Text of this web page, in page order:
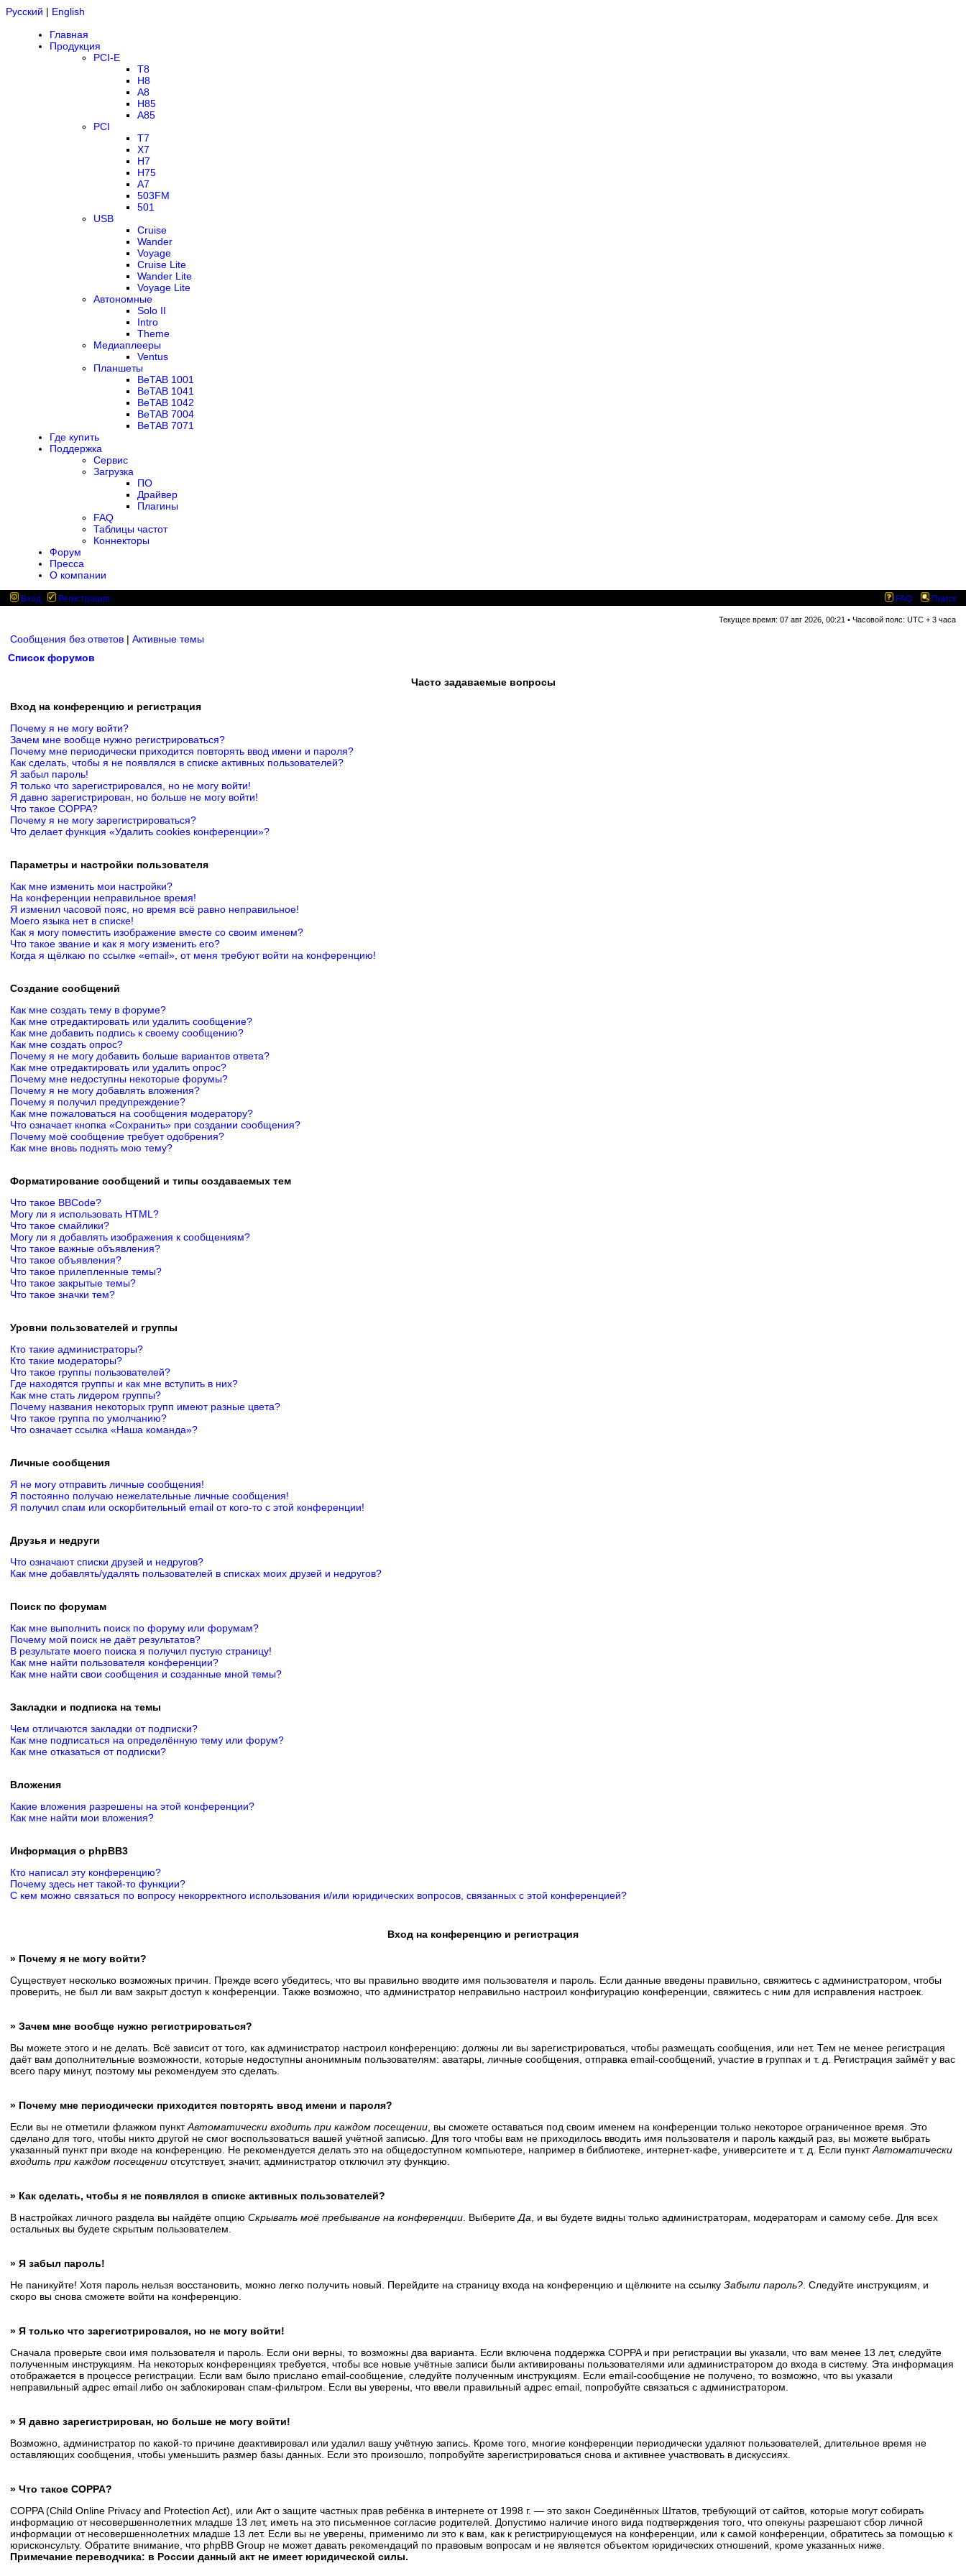
Русский | English
Главная
Продукция
PCI-E
T8
H8
A8
H85
A85
PCI
T7
X7
H7
H75
A7
503FM
501
USB
Cruise
Wander
Voyage
Cruise Lite
Wander Lite
Voyage Lite
Автономные
Solo II
Intro
Theme
Медиаплееры
Ventus
Планшеты
BeTAB 1001
BeTAB 1041
BeTAB 1042
BeTAB 7004
BeTAB 7071
Где купить
Поддержка
Сервис
Загрузка
ПО
Драйвер
Плагины
FAQ
Таблицы частот
Коннекторы
Форум
Пресса
О компании
Вход Регистрация FAQ Поиск
Текущее время: 07 авг 2026, 00:21 • Часовой пояс: UTC + 3 часа
Сообщения без ответов | Активные темы
Список форумов
Часто задаваемые вопросы
Вход на конференцию и регистрация
Почему я не могу войти?
Зачем мне вообще нужно регистрироваться?
Почему мне периодически приходится повторять ввод имени и пароля?
Как сделать, чтобы я не появлялся в списке активных пользователей?
Я забыл пароль!
Я только что зарегистрировался, но не могу войти!
Я давно зарегистрирован, но больше не могу войти!
Что такое COPPA?
Почему я не могу зарегистрироваться?
Что делает функция «Удалить cookies конференции»?
Параметры и настройки пользователя
Как мне изменить мои настройки?
На конференции неправильное время!
Я изменил часовой пояс, но время всё равно неправильное!
Моего языка нет в списке!
Как я могу поместить изображение вместе со своим именем?
Что такое звание и как я могу изменить его?
Когда я щёлкаю по ссылке «email», от меня требуют войти на конференцию!
Создание сообщений
Как мне создать тему в форуме?
Как мне отредактировать или удалить сообщение?
Как мне добавить подпись к своему сообщению?
Как мне создать опрос?
Почему я не могу добавить больше вариантов ответа?
Как мне отредактировать или удалить опрос?
Почему мне недоступны некоторые форумы?
Почему я не могу добавлять вложения?
Почему я получил предупреждение?
Как мне пожаловаться на сообщения модератору?
Что означает кнопка «Сохранить» при создании сообщения?
Почему моё сообщение требует одобрения?
Как мне вновь поднять мою тему?
Форматирование сообщений и типы создаваемых тем
Что такое BBCode?
Могу ли я использовать HTML?
Что такое смайлики?
Могу ли я добавлять изображения к сообщениям?
Что такое важные объявления?
Что такое объявления?
Что такое прилепленные темы?
Что такое закрытые темы?
Что такое значки тем?
Уровни пользователей и группы
Кто такие администраторы?
Кто такие модераторы?
Что такое группы пользователей?
Где находятся группы и как мне вступить в них?
Как мне стать лидером группы?
Почему названия некоторых групп имеют разные цвета?
Что такое группа по умолчанию?
Что означает ссылка «Наша команда»?
Личные сообщения
Я не могу отправить личные сообщения!
Я постоянно получаю нежелательные личные сообщения!
Я получил спам или оскорбительный email от кого-то с этой конференции!
Друзья и недруги
Что означают списки друзей и недругов?
Как мне добавлять/удалять пользователей в списках моих друзей и недругов?
Поиск по форумам
Как мне выполнить поиск по форуму или форумам?
Почему мой поиск не даёт результатов?
В результате моего поиска я получил пустую страницу!
Как мне найти пользователя конференции?
Как мне найти свои сообщения и созданные мной темы?
Закладки и подписка на темы
Чем отличаются закладки от подписки?
Как мне подписаться на определённую тему или форум?
Как мне отказаться от подписки?
Вложения
Какие вложения разрешены на этой конференции?
Как мне найти мои вложения?
Информация о phpBB3
Кто написал эту конференцию?
Почему здесь нет такой-то функции?
С кем можно связаться по вопросу некорректного использования и/или юридических вопросов, связанных с этой конференцией?
Вход на конференцию и регистрация
» Почему я не могу войти?
Существует несколько возможных причин. Прежде всего убедитесь, что вы правильно вводите имя пользователя и пароль. Если данные введены правильно, свяжитесь с администратором, чтобы
проверить, не был ли вам закрыт доступ к конференции. Также возможно, что администратор неправильно настроил конфигурацию конференции, свяжитесь с ним для исправления настроек.
» Зачем мне вообще нужно регистрироваться?
Вы можете этого и не делать. Всё зависит от того, как администратор настроил конференцию: должны ли вы зарегистрироваться, чтобы размещать сообщения, или нет. Тем не менее регистрация
даёт вам дополнительные возможности, которые недоступны анонимным пользователям: аватары, личные сообщения, отправка email-сообщений, участие в группах и т. д. Регистрация займёт у вас
всего пару минут, поэтому мы рекомендуем это сделать.
» Почему мне периодически приходится повторять ввод имени и пароля?
Если вы не отметили флажком пунктАвтоматически входить при каждом посещении , вы сможете оставаться под своим именем на конференции только некоторое ограниченное время. Это
сделано для того, чтобы никто другой не смог воспользоваться вашей учётной записью. Для того чтобы вам не приходилось вводить имя пользователя и пароль каждый раз, вы можете выбрать
указанный пункт при входе на конференцию. Не рекомендуется делать это на общедоступном компьютере, например в библиотеке, интернет-кафе, университете и т. д. Если пунктАвтоматически
входить при каждом посещении отсутствует, значит, администратор отключил эту функцию.
» Как сделать, чтобы я не появлялся в списке активных пользователей?
В настройках личного раздела вы найдёте опцию Скрывать моё пребывание на конференции . Выберите Да , и вы будете видны только администраторам, модераторам и самому себе. Для всех
остальных вы будете скрытым пользователем.
» Я забыл пароль!
Не паникуйте! Хотя пароль нельзя восстановить, можно легко получить новый. Перейдите на страницу входа на конференцию и щёлкните на ссылку Забыли пароль? . Следуйте инструкциям, и
скоро вы снова сможете войти на конференцию.
» Я только что зарегистрировался, но не могу войти!
Сначала проверьте свои имя пользователя и пароль. Если они верны, то возможны два варианта. Если включена поддержка COPPA и при регистрации вы указали, что вам менее 13 лет, следуйте
полученным инструкциям. На некоторых конференциях требуется, чтобы все новые учётные записи были активированы пользователями или администратором до входа в систему. Эта информация
отображается в процессе регистрации. Если вам было прислано email-сообщение, следуйте полученным инструкциям. Если email-сообщение не получено, то возможно, что вы указали
неправильный адрес email либо он заблокирован спам-фильтром. Если вы уверены, что ввели правильный адрес email, попробуйте связаться с администратором.
» Я давно зарегистрирован, но больше не могу войти!
Возможно, администратор по какой-то причине деактивировал или удалил вашу учётную запись. Кроме того, многие конференции периодически удаляют пользователей, длительное время не
оставляющих сообщения, чтобы уменьшить размер базы данных. Если это произошло, попробуйте зарегистрироваться снова и активнее участвовать в дискуссиях.
» Что такое COPPA?
COPPA (Child Online Privacy and Protection Act), или Акт о защите частных прав ребёнка в интернете от 1998 г. — это закон Соединённых Штатов, требующий от сайтов, которые могут собирать
информацию от несовершеннолетних младше 13 лет, иметь на это письменное согласие родителей. Допустимо наличие иного вида подтверждения того, что опекуны разрешают сбор личной
информации от несовершеннолетних младше 13 лет. Если вы не уверены, применимо ли это к вам, как к регистрирующемуся на конференции, или к самой конференции, обратитесь за помощью к
юрисконсульту. Обратите внимание, что phpBB Group не может давать рекомендаций по правовым вопросам и не является объектом юридических отношений, кроме указанных ниже.
Примечание переводчика: в России данный акт не имеет юридической силы.